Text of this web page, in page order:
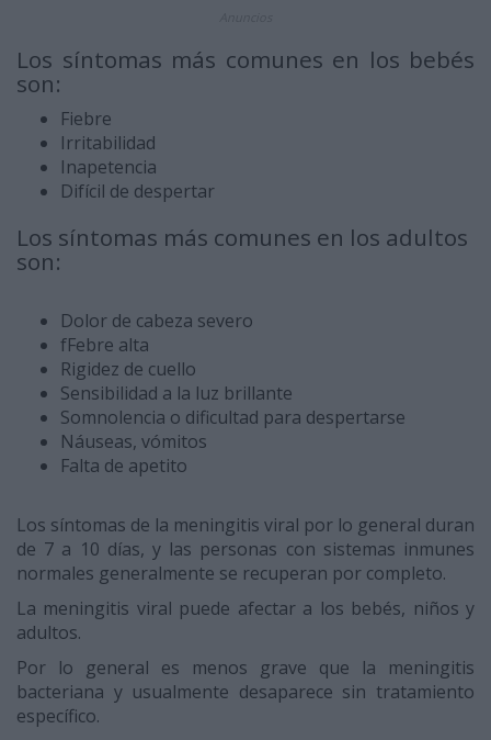
Los síntomas más comunes en los bebés
son:
Fiebre
Irritabilidad
Inapetencia
Difícil de despertar
Los síntomas más comunes en los adultos
son:
Dolor de cabeza severo
fFebre alta
Rigidez de cuello
Sensibilidad a la luz brillante
Somnolencia o dificultad para despertarse
Náuseas, vómitos
Falta de apetito
Los síntomas de la meningitis viral por lo general duran
de 7 a 10 días, y las personas con sistemas inmunes
normales generalmente se recuperan por completo.
La meningitis viral puede afectar a los bebés, niños y
adultos.
Por lo general es menos grave que la meningitis
bacteriana y usualmente desaparece sin tratamiento
específico.